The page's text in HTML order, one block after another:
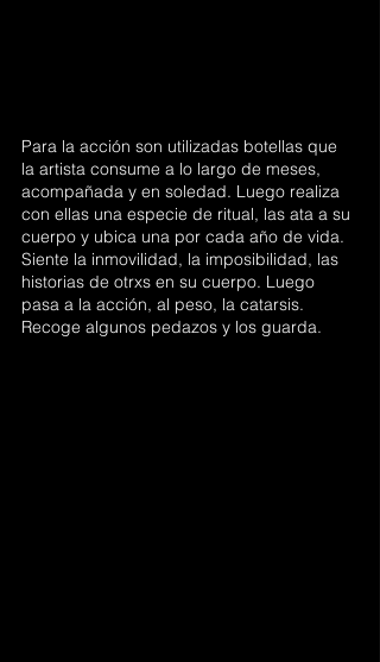
Para la acción son utilizadas botellas que
la artista consume a lo largo de meses,
acompañada y en soledad. Luego realiza
con ellas una especie de ritual, las ata a su
cuerpo y ubica una por cada año de vida.
Siente la inmovilidad, la imposibilidad, las
historias de otrxs en su cuerpo. Luego
pasa a la acción, al peso, la catarsis.
Recoge algunos pedazos y los guarda.